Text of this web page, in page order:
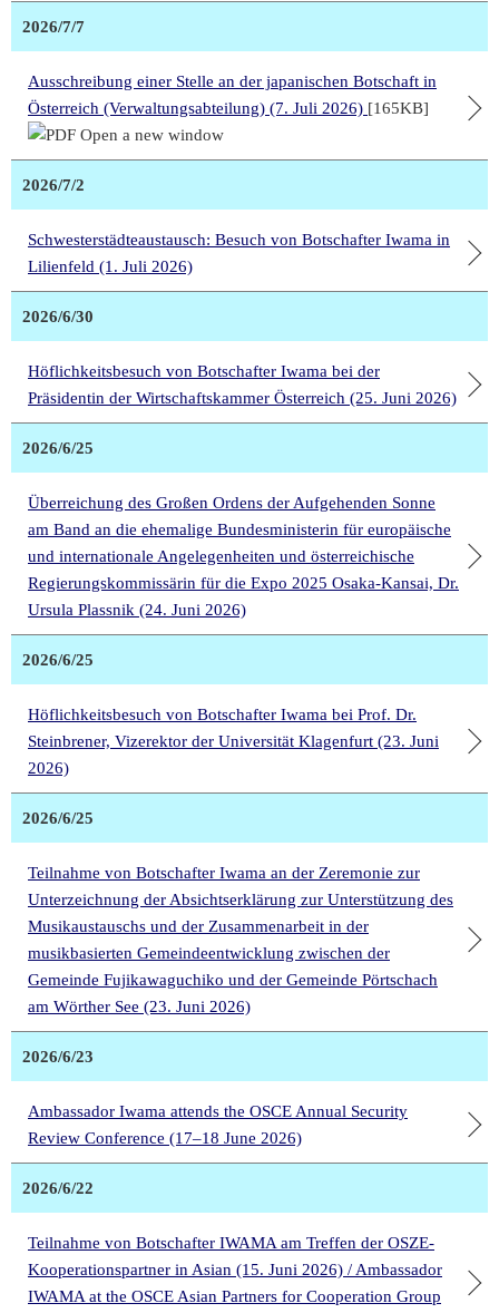
2026/7/7
Ausschreibung einer Stelle an der japanischen Botschaft in
Österreich (Verwaltungsabteilung) (7. Juli 2026) [165KB]
2026/7/2
Schwesterstädteaustausch: Besuch von Botschafter Iwama in
Lilienfeld (1. Juli 2026)
2026/6/30
Höflichkeitsbesuch von Botschafter Iwama bei der
Präsidentin der Wirtschaftskammer Österreich (25. Juni 2026)
2026/6/25
Überreichung des Großen Ordens der Aufgehenden Sonne
am Band an die ehemalige Bundesministerin für europäische
und internationale Angelegenheiten und österreichische
Regierungskommissärin für die Expo 2025 Osaka-Kansai, Dr.
Ursula Plassnik (24. Juni 2026)
2026/6/25
Höflichkeitsbesuch von Botschafter Iwama bei Prof. Dr.
Steinbrener, Vizerektor der Universität Klagenfurt (23. Juni
2026)
2026/6/25
Teilnahme von Botschafter Iwama an der Zeremonie zur
Unterzeichnung der Absichtserklärung zur Unterstützung des
Musikaustauschs und der Zusammenarbeit in der
musikbasierten Gemeindeentwicklung zwischen der
Gemeinde Fujikawaguchiko und der Gemeinde Pörtschach
am Wörther See (23. Juni 2026)
2026/6/23
Ambassador Iwama attends the OSCE Annual Security
Review Conference (17–18 June 2026)
2026/6/22
Teilnahme von Botschafter IWAMA am Treffen der OSZE-
Kooperationspartner in Asian (15. Juni 2026) / Ambassador
IWAMA at the OSCE Asian Partners for Cooperation Group